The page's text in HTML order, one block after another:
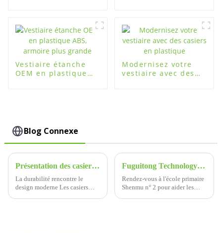
et bois
Vestiaire étanche
OEM en plastique
Modernisez votre
vestiaire avec des
Blog Connexe
Présentation des casiers Fuguitong ABS : la solution de stockage ultime
La durabilité rencontre le
design moderne Les casiers
Fuguitong Technology a fait don d'armoires à cartables à l'école primaire Shenmu n° 2
Rendez-vous à l'école primaire
Shenmu n° 2 pour aider les